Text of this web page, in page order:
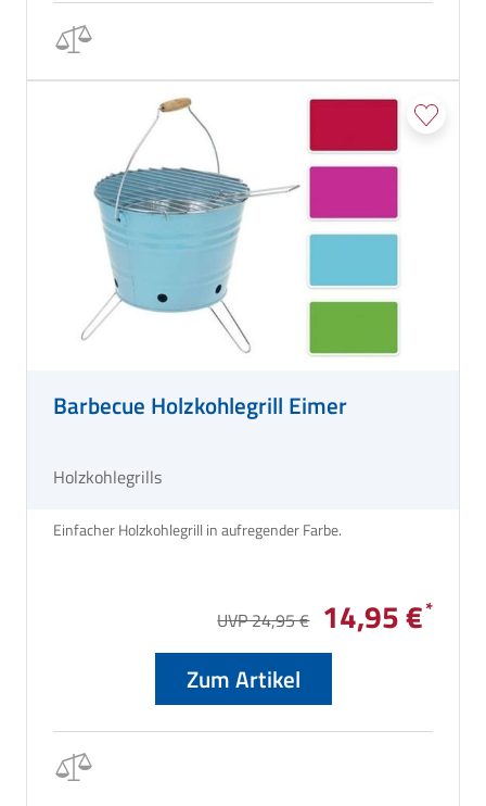
Barbecue Holzkohlegrill Eimer
Holzkohlegrills
UVP 24,95 € 14,95 €
Zum Artikel